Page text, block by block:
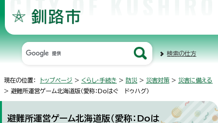
検索の仕方
現在の位置： トップページ > くらし・手続き > 防災 > 災害対策 > 災害に備える
> 避難所運営ゲーム北海道版（愛称：Doはぐ ドゥハグ）
避難所運営ゲーム北海道版（愛称：Doは